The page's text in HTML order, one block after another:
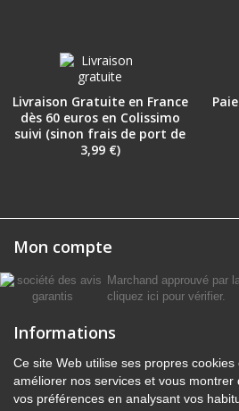
Livraison Gratuite en France
dès 60 euros en Colissimo
suivi (sinon frais de port de
3,99 €)
Mon compte
Marchand approuvé par
cliquez ici pour vérifier.
Informations
Ce site Web utilise ses propres
améliorer nos services et vous montrer
vos préférences en analysant vos